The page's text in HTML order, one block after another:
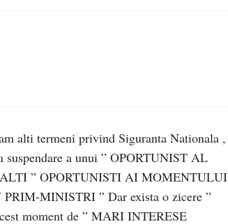
alti termeni privind Siguranta Nationala ,
a unui ” OPORTUNIST AL
” OPORTUNISTI AI MOMENTULUI
MINISTRI ” Dar exista o zicere ”
moment de ” MARI INTERESE